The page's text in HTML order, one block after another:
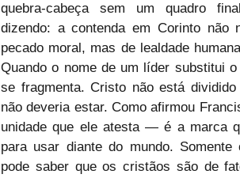
quebra-cabeça sem um quadro
dizendo: a contenda em Corinto não
pecado moral, mas de lealdade
Quando o nome de um líder substitui
se fragmenta. Cristo não está
não deveria estar. Como afirmou
unidade que ele atesta — é a marca
para usar diante do mundo.
pode saber que os cristãos são de